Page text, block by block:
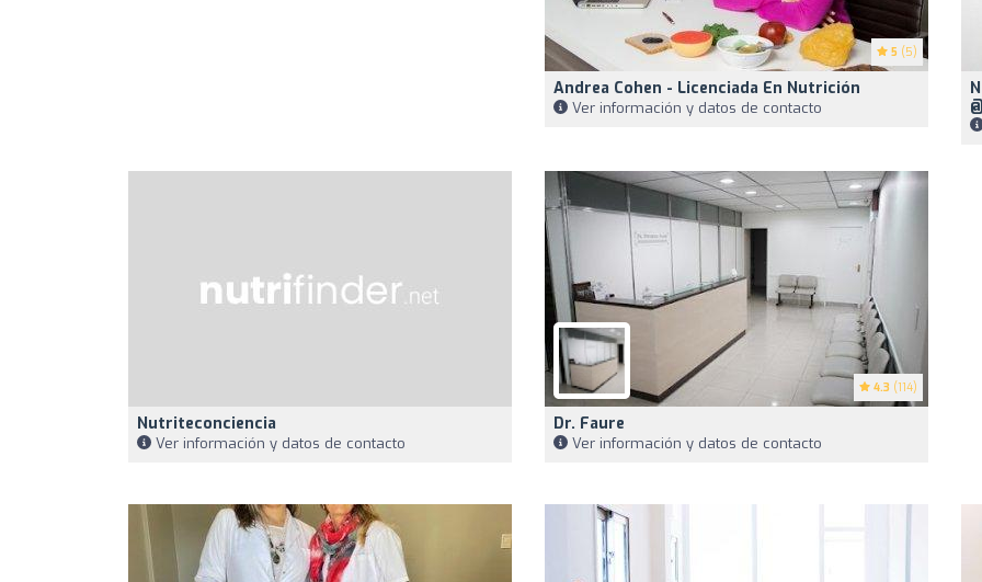
5 (5)
Andrea Cohen - Licenciada En Nutrición
Ver información y datos de contacto
Nutriteconciencia
Ver información y datos de contacto
4.3 (114)
Dr. Faure
Ver información y datos de contacto